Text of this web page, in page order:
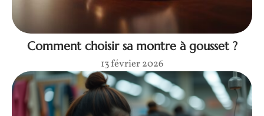
Comment choisir sa montre à gousset ?
13 février 2026